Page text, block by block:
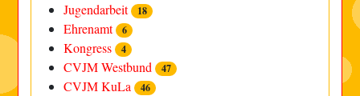
Jugendarbeit 18
Ehrenamt 6
Kongress 4
CVJM Westbund 47
CVJM KuLa 46